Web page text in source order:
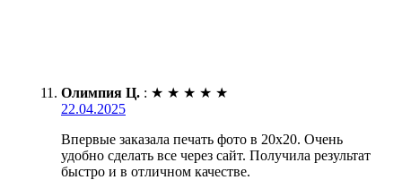
Олимпия Ц. : ★ ★ ★ ★ ★
22.04.2025
Впервые заказала печать фото в 20х20. Очень
удобно сделать все через сайт. Получила результат
быстро и в отличном качестве.